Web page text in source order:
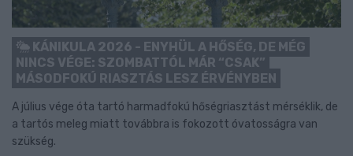
KÁNIKULA 2026 - ENYHÜL A HŐSÉG, DE MÉG
NINCS VÉGE: SZOMBATTÓL MÁR “CSAK”
MÁSODFOKÚ RIASZTÁS LESZ ÉRVÉNYBEN
A július vége óta tartó harmadfokú hőségriasztást mérséklik, de
a tartós meleg miatt továbbra is fokozott óvatosságra van
szükség.